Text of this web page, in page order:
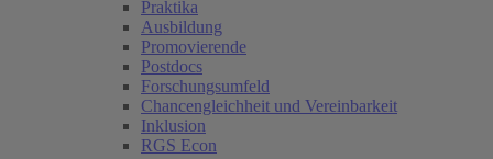
Praktika
Ausbildung
Promovierende
Postdocs
Forschungsumfeld
Chancengleichheit und Vereinbarkeit
Inklusion
RGS Econ